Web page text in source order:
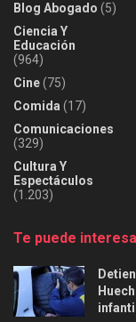
Blog Abogado (5)
Ciencia Y
Educación
(964)
Cine(75)
Comida (17)
Comunicaciones
(329)
Cultura Y
Espectáculos
(1.203)
Te puede